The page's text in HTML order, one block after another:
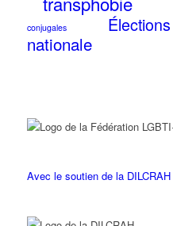
conjugales
Élections
nationale
Avec le soutien de la DILCRAH